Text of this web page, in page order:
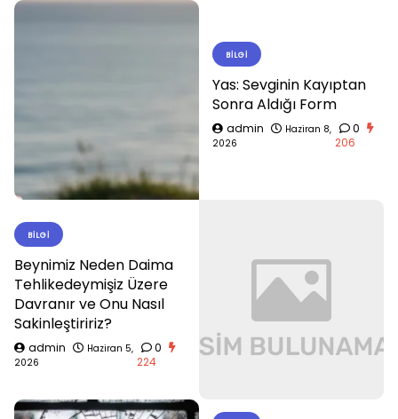
BILGI
Yas: Sevginin Kayıptan
Sonra Aldığı Form
admin
Haziran 8,
2026
0
206
BILGI
Beynimiz Neden Daima
Tehlikedeymişiz Üzere
Davranır ve Onu Nasıl
Sakinleştiririz?
admin
Haziran 5,
2026
0
224